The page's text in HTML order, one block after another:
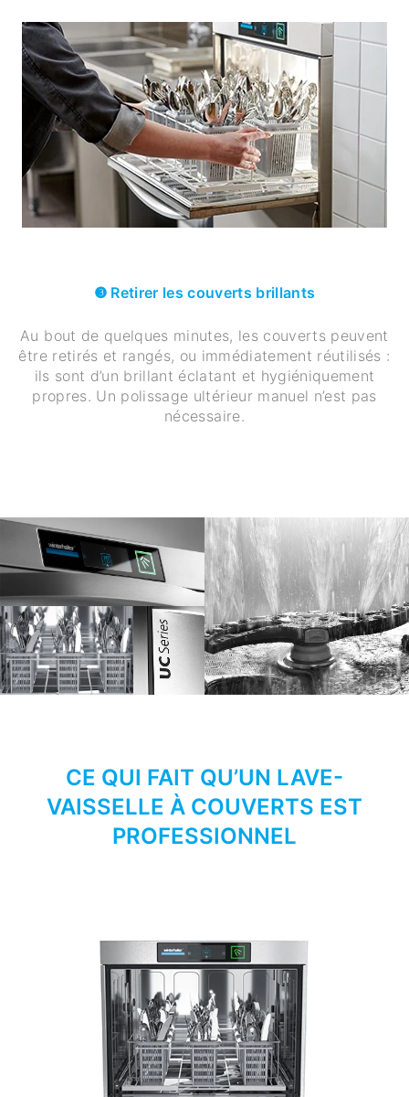
❸ Retirer les couverts brillants
Au bout de quelques minutes, les couverts peuvent
être retirés et rangés, ou immédiatement réutilisés :
ils sont d’un brillant éclatant et hygiéniquement
propres. Un polissage ultérieur manuel n’est pas
nécessaire.
CE QUI FAIT QU’UN LAVE-
VAISSELLE À COUVERTS EST
PROFESSIONNEL